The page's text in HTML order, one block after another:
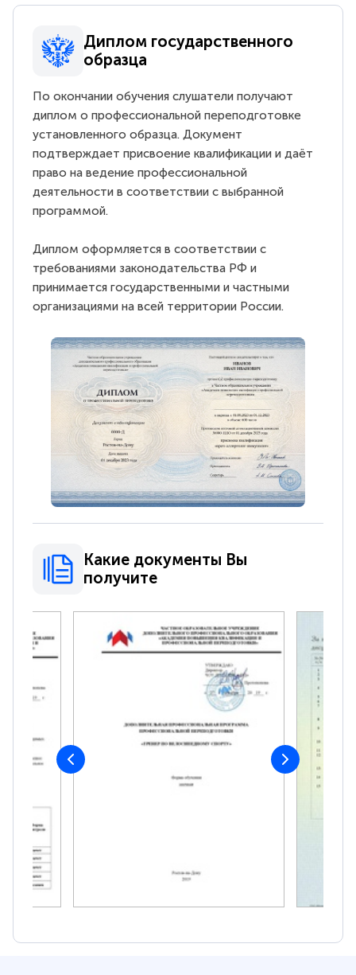
Диплом государственного
образца
По окончании обучения слушатели получают
диплом о профессиональной переподготовке
установленного образца. Документ
подтверждает присвоение квалификации и даёт
право на ведение профессиональной
деятельности в соответствии с выбранной
программой.
Диплом оформляется в соответствии с
требованиями законодательства РФ и
принимается государственными и частными
организациями на всей территории России.
Какие документы Вы
получите